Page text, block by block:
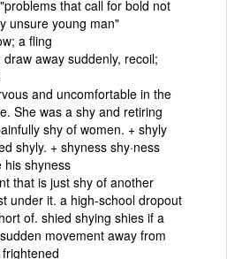
that call for bold not
unsure young man"
a fling
away suddenly, recoil;
and uncomfortable in the
She was a shy and retiring
shy of women. + shyly
shyly. + shyness shy·ness
his shyness
that is just shy of another
under it. a high-school dropout
of. shied shying shies if a
movement away from